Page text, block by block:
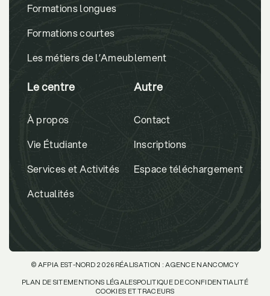
Formations longues
Formations courtes
Les métiers de l’Ameublement
Le centre
À propos
Vie Étudiante
Services et Activités
Actualités
Autre
Contact
Inscriptions
Espace téléchargement
© AFPIA EST-NORD 2026RÉALISATION :AGENCE NANCOMCY
PLAN DE SITEMENTIONS LÉGALESPOLITIQUE DE CONFIDENTIALITÉ
COOKIES ET TRACEURS